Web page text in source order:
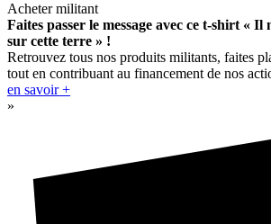
Acheter militant
Faites passer le message avec ce t-shirt « Il
sur cette terre » !
Retrouvez tous nos produits militants, faites
tout en contribuant au financement de nos
en savoir +
»